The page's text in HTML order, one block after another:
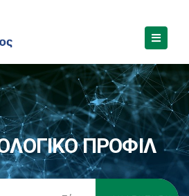
ΠΡΟΦΙΛ